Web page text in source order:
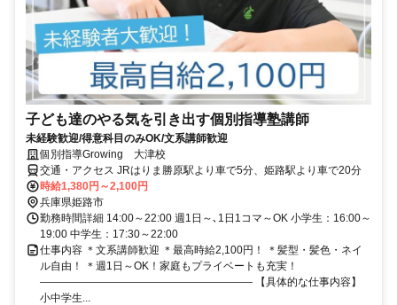
子ども達のやる気を引き出す個別指導塾講師
未経験歓迎/得意科目のみOK/文系講師歓迎
個別指導Growing 大津校
交通・アクセス JRはりま勝原駅より車で5分、姫路駅より車で20分
時給1,380円～2,100円
兵庫県姫路市
勤務時間詳細 14:00～22:00 週1日～､1日1コマ～OK 小学生：16:00～
19:00 中学生：17:30～22:00
仕事内容 ＊文系講師歓迎 ＊最高時給2,100円！ ＊髪型・髪色・ネイ
ル自由！ ＊週1日～OK！家庭もプライベートも充実！
―――――――――――――――――――― 【具体的な仕事内容】
小中学生...